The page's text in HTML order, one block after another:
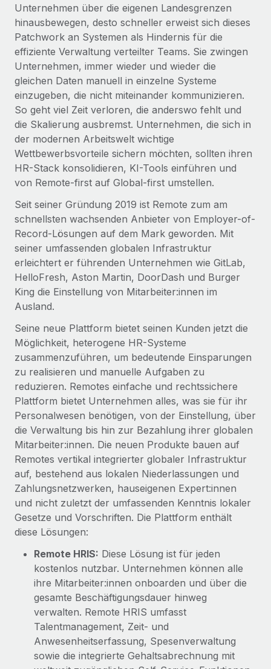
Compliance Watchtower
Lückenlose Compliance
Geräteverwaltung
Globale Bereitstellung und Verfolgung von IT-
Geräten
Gründung von Niederlassungen
Schnelle, rechtssichere Gründung von
Niederlassungen
Mobilität und Relocation
Mühelose Relocation von Mitarbeiter:innen
Benefits
Mühelose Verwaltung von Benefits
Remote um 120 % vergrößert
Weaviate auf einen Blick Weaviate entwickelt KI-basierte
Open-Source-Infrastrukturen. Das...
Mehr erfahren
Strategische Partnerschaft zwischen
Reverse Tech und Remote für Contractor
Management und Payroll
Reverse Tech auf einen Blick Das Gesundheits- und
Wellness-Startup Reverse Tech hat das globale...
Mehr erfahren
BLOG
Globale Payroll
EOR und PEO
Contractor Management
Steuern
Den Blog erkunden
BLOG
Neues zu Remote-Produkten: Integration mit
Gusto und Zero und Contractor Management
Plus
Auch im neuen Jahr wollen wir bei Remote Unternehmen
aller Größen dabei unterstützen, die beste...
Mehr erfahren
Wie Phiture 55 Mitarbeiter:innen in 19 Ländern
mit Remote verwaltet
Phiture ist der unumstrittene Marktführer im Bereich der
Wachstumsberatung für mobile Apps. Das...
Mehr erfahren
Unternehmen über die eigenen Landesgrenzen
hinausbewegen, desto schneller erweist sich dieses
Patchwork an Systemen als Hindernis für die
effiziente Verwaltung verteilter Teams. Sie zwingen
Unternehmen, immer wieder und wieder die
gleichen Daten manuell in einzelne Systeme
einzugeben, die nicht miteinander kommunizieren.
So geht viel Zeit verloren, die anderswo fehlt und
die Skalierung ausbremst. Unternehmen, die sich in
der modernen Arbeitswelt wichtige
Wettbewerbsvorteile sichern möchten, sollten ihren
HR-Stack konsolidieren, KI-Tools einführen und
von Remote-first auf Global-first umstellen.
Seit seiner Gründung 2019 ist Remote zum am
schnellsten wachsenden Anbieter von Employer-of-
Record-Lösungen auf dem Mark geworden. Mit
seiner umfassenden globalen Infrastruktur
erleichtert er führenden Unternehmen wie GitLab,
HelloFresh, Aston Martin, DoorDash und Burger
King die Einstellung von Mitarbeiter:innen im
Ausland.
Seine neue Plattform bietet seinen Kunden jetzt die
Möglichkeit, heterogene HR-Systeme
zusammenzuführen, um bedeutende Einsparungen
zu realisieren und manuelle Aufgaben zu
reduzieren. Remotes einfache und rechtssichere
Plattform bietet Unternehmen alles, was sie für ihr
Personalwesen benötigen, von der Einstellung, über
die Verwaltung bis hin zur Bezahlung ihrer globalen
Mitarbeiter:innen. Die neuen Produkte bauen auf
Remotes vertikal integrierter globaler Infrastruktur
auf, bestehend aus lokalen Niederlassungen und
Zahlungsnetzwerken, hauseigenen Expert:innen
und nicht zuletzt der umfassenden Kenntnis lokaler
Gesetze und Vorschriften. Die Plattform enthält
diese Lösungen:
Remote HRIS: Diese Lösung ist für jeden
kostenlos nutzbar. Unternehmen können alle
ihre Mitarbeiter:innen onboarden und über die
gesamte Beschäftigungsdauer hinweg
verwalten. Remote HRIS umfasst
Talentmanagement, Zeit- und
Anwesenheitserfassung, Spesenverwaltung
sowie die integrierte Gehaltsabrechnung mit